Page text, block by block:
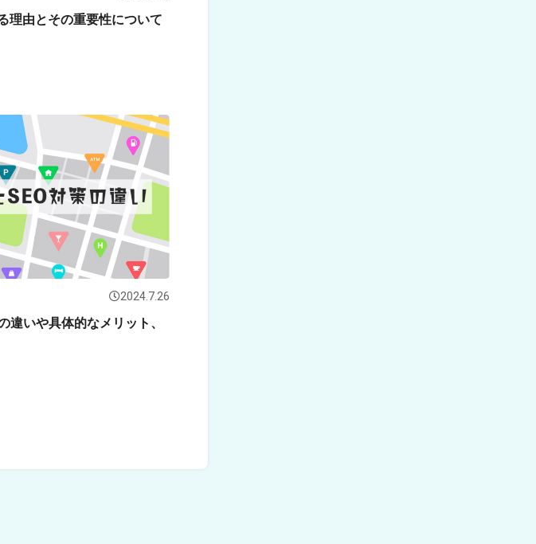
理由とその重要性について
2024.7.26
違いや具体的なメリット、